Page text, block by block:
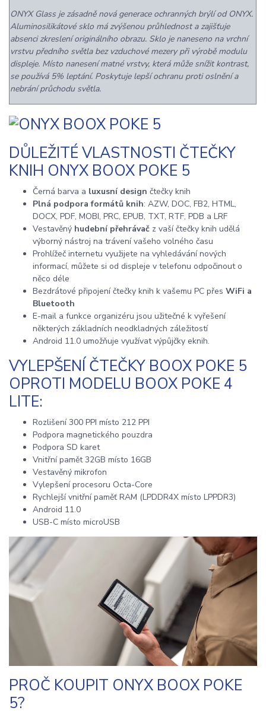
ONYX Glass je zásadně nová generace ochranných brýlí od ONYX.
Aluminosilikátové sklo má zvýšenou průhlednost a zajišťuje
absenci zkreslení originálního obrazu. Sklo je naneseno na vrchní
vrstvu předního světla bez vzduchové mezery při výrobě modulu
displeje. Místo nanesení matné vrstvy, která může snížit kontrast,
se používá 5% leptání. Poskytuje lepší ochranu proti oslnění a
nebrání průchodu světla.
DŮLEŽITÉ VLASTNOSTI ČTEČKY
KNIH ONYX BOOX POKE 5
Černá barva a luxusní design čtečky knih
Plná podpora formátů knih: AZW, DOC, FB2, HTML,
DOCX, PDF, MOBI, PRC, EPUB, TXT, RTF, PDB a LRF
Vestavěný hudební přehrávač z vaší čtečky knih udělá
výborný nástroj na trávení vašeho volného času
Prohlížeč internetu využijete na vyhledávání nových
informací, můžete si od displeje v telefonu odpočinout o
něco déle
Bezdrátové připojení čtečky knih k vašemu PC přes WiFi a
Bluetooth
E-mail a funkce organizéru jsou užitečné k vyřešení
některých základních neodkladných záležitostí
Android 11.0 umožňuje využívat výpůjčky eknih.
VYLEPŠENÍ ČTEČKY BOOX POKE 5
OPROTI MODELU BOOX POKE 4
LITE:
Rozlišení 300 PPI místo 212 PPI
Podpora magnetického pouzdra
Podpora SD karet
Vnitřní pamět 32GB místo 16GB
Vestavěný mikrofon
Vylepšení procesoru Octa-Core
Rychlejší vnitřní paměť RAM (LPDDR4X místo LPPDR3)
Android 11.0
USB-C místo microUSB
PROČ KOUPIT ONYX BOOX POKE
5?